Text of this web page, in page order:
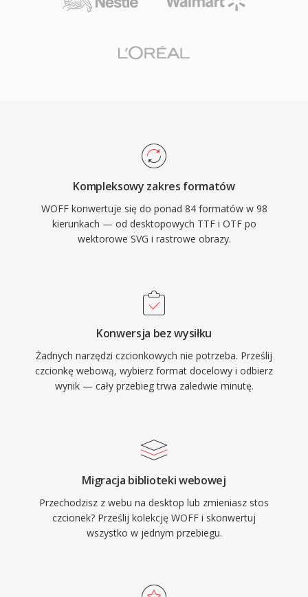
Kompleksowy zakres formatów
WOFF konwertuje się do ponad 84 formatów w 98
kierunkach — od desktopowych TTF i OTF po
wektorowe SVG i rastrowe obrazy.
Konwersja bez wysiłku
Żadnych narzędzi czcionkowych nie potrzeba. Prześlij
czcionkę webową, wybierz format docelowy i odbierz
wynik — cały przebieg trwa zaledwie minutę.
Migracja biblioteki webowej
Przechodzisz z webu na desktop lub zmieniasz stos
czcionek? Prześlij kolekcję WOFF i skonwertuj
wszystko w jednym przebiegu.